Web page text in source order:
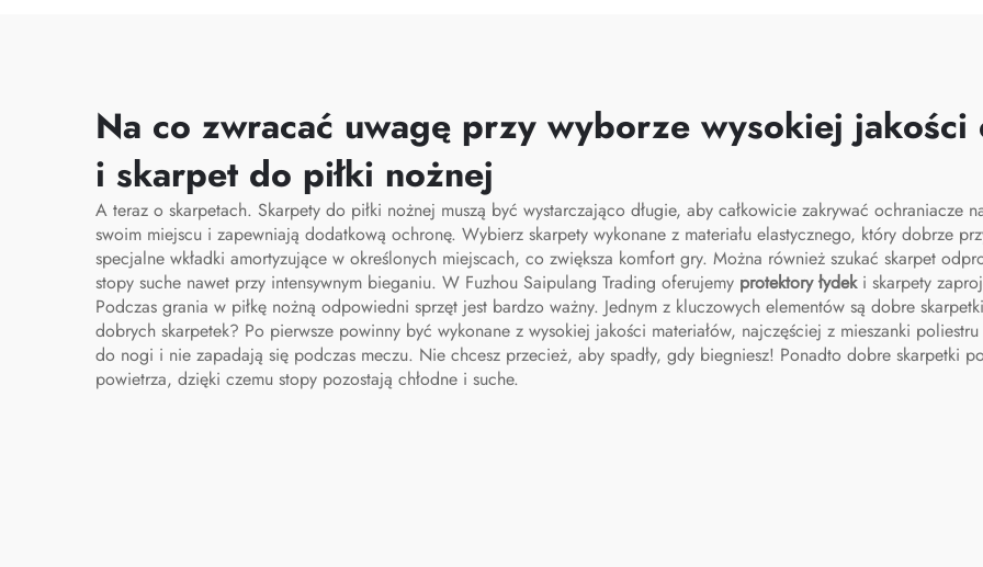
do piłki nożnej
paletkę do padela,
torba na rakietę do
tenisa i badmintona
Na co zwracać uwagę przy wyborze wysokiej jakości
i skarpet do piłki nożnej
A teraz o skarpetach. Skarpety do piłki nożnej muszą być wystarczająco długie, aby całkowicie zakrywać ochraniacze
swoim miejscu i zapewniają dodatkową ochronę. Wybierz skarpety wykonane z materiału elastycznego, który dobrze
specjalne wkładki amortyzujące w określonych miejscach, co zwiększa komfort gry. Można również szukać skarpet
stopy suche nawet przy intensywnym bieganiu. W Fuzhou Saipulang Trading oferujemy protektory łydek i skarpety
Podczas grania w piłkę nożną odpowiedni sprzęt jest bardzo ważny. Jednym z kluczowych elementów są dobre
dobrych skarpetek? Po pierwsze powinny być wykonane z wysokiej jakości materiałów, najczęściej z mieszanki
do nogi i nie zapadają się podczas meczu. Nie chcesz przecież, aby spadły, gdy biegniesz! Ponadto dobre skarpetki
powietrza, dzięki czemu stopy pozostają chłodne i suche.